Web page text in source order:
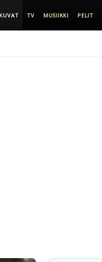
TV MUSIIKKI PELIT